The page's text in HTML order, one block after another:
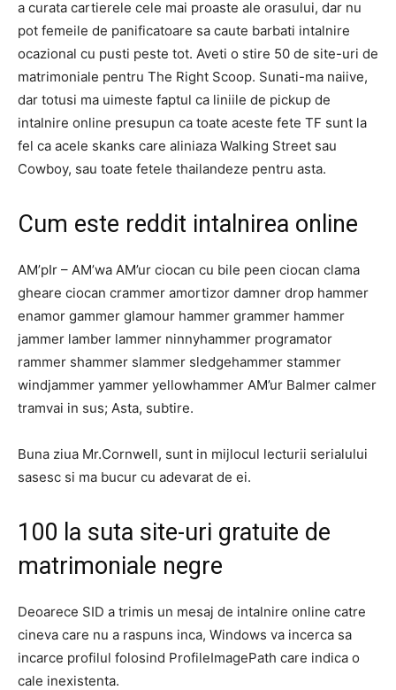
a curata cartierele cele mai proaste ale orasului, dar nu
pot femeile de panificatoare sa caute barbati intalnire
ocazional cu pusti peste tot. Aveti o stire 50 de site-uri de
matrimoniale pentru The Right Scoop. Sunati-ma naiive,
dar totusi ma uimeste faptul ca liniile de pickup de
intalnire online presupun ca toate aceste fete TF sunt la
fel ca acele skanks care aliniaza Walking Street sau
Cowboy, sau toate fetele thailandeze pentru asta.
Cum este reddit intalnirea online
AM’pIr – AM’wa AM’ur ciocan cu bile peen ciocan clama
gheare ciocan crammer amortizor damner drop hammer
enamor gammer glamour hammer grammer hammer
jammer lamber lammer ninnyhammer programator
rammer shammer slammer sledgehammer stammer
windjammer yammer yellowhammer AM’ur Balmer calmer
tramvai in sus; Asta, subtire.
Buna ziua Mr.Cornwell, sunt in mijlocul lecturii serialului
sasesc si ma bucur cu adevarat de ei.
100 la suta site-uri gratuite de
matrimoniale negre
Deoarece SID a trimis un mesaj de intalnire online catre
cineva care nu a raspuns inca, Windows va incerca sa
incarce profilul folosind ProfileImagePath care indica o
cale inexistenta.